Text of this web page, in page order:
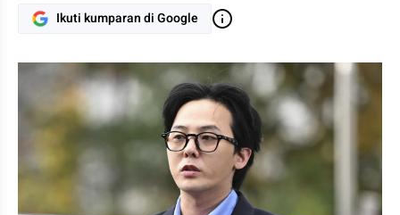
Ikuti kumparan di Google